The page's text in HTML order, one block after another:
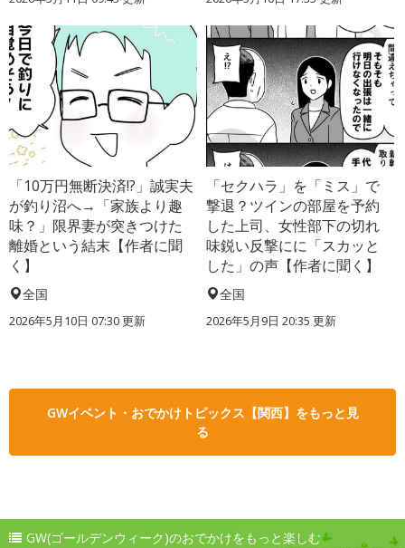
「10万円無断決済!?」誠実夫
が釣り沼へ→「家族より趣
味？」限界妻が突きつけた
離婚という結末【作者に聞
く】
全国
2026年5月10日 07:30 更新
「セクハラ」を「ミス」で
撃退？ツインの部屋を予約
した上司、女性部下の切れ
味鋭い反撃にに「スカッと
した」の声【作者に聞く】
全国
2026年5月9日 20:35 更新
GWイベント・おでかけトピックス【関西】をもっと見
る
GW(ゴールデンウィーク)のおでかけをもっと楽しむ